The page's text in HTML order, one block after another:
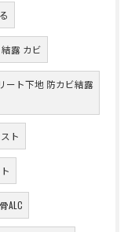
露 カビ
ート下地 防カビ結露
ト
ALC